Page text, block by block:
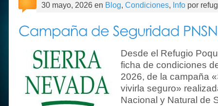
30 mayo, 2026 en Blog, Condiciones, Info por
Desde el Refugio
ficha de condiciones
2026, de la campaña
vivirla seguro»
Nacional y Natural de